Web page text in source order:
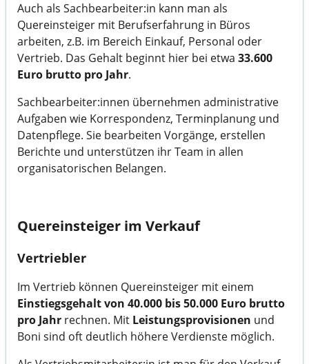
Auch als Sachbearbeiter:in kann man als
Quereinsteiger mit Berufserfahrung in Büros
arbeiten, z.B. im Bereich Einkauf, Personal oder
Vertrieb. Das Gehalt beginnt hier bei etwa 33.600
Euro brutto pro Jahr.
Sachbearbeiter:innen übernehmen administrative
Aufgaben wie Korrespondenz, Terminplanung und
Datenpflege. Sie bearbeiten Vorgänge, erstellen
Berichte und unterstützen ihr Team in allen
organisatorischen Belangen.
Quereinsteiger im Verkauf
Vertriebler
Im Vertrieb können Quereinsteiger mit einem
Einstiegsgehalt von 40.000 bis 50.000 Euro brutto
pro Jahr rechnen. Mit Leistungsprovisionen und
Boni sind oft deutlich höhere Verdienste möglich.